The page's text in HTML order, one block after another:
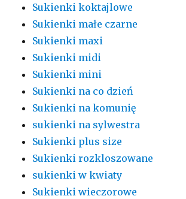
Sukienki koktajlowe
Sukienki małe czarne
Sukienki maxi
Sukienki midi
Sukienki mini
Sukienki na co dzień
Sukienki na komunię
sukienki na sylwestra
Sukienki plus size
Sukienki rozkloszowane
sukienki w kwiaty
Sukienki wieczorowe